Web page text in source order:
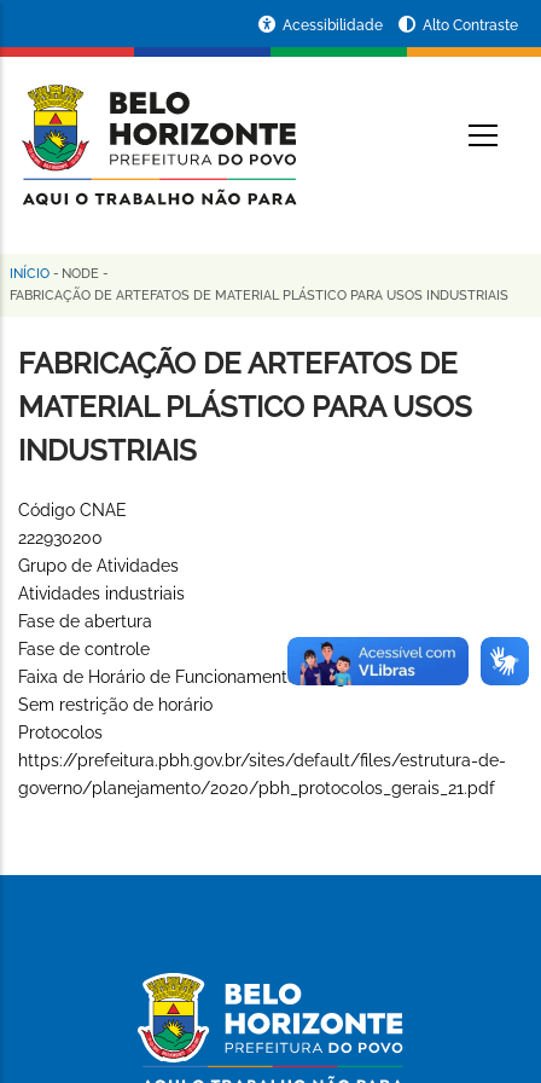
conteúdo
principal
da
Prefeitura
de
Horizonte
Acessibilidade Alto Contraste
Trilha
navegação
INÍCIO - NODE -
FABRICAÇÃO DE ARTEFATOS DE MATERIAL PLÁSTICO PARA USOS INDUSTRIAIS
FABRICAÇÃO DE ARTEFATOS DE
MATERIAL PLÁSTICO PARA USOS
INDUSTRIAIS
Código CNAE
222930200
Grupo de Atividades
Atividades industriais
Fase de abertura
Fase de controle
Faixa de Horário de Funcionamento (Long)
Sem restrição de horário
Protocolos
https://prefeitura.pbh.gov.br/sites/default/files/estrutura-de-
governo/planejamento/2020/pbh_protocolos_gerais_21.pdf